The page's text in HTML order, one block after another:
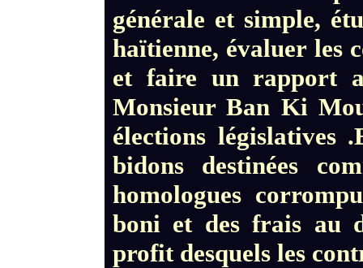
générale et simple,
haïtienne, évaluer les
et faire un rapport
Monsieur Ban Ki
élections législatives
bidons destinées
homologues
boni et des frais au
profit desquels les